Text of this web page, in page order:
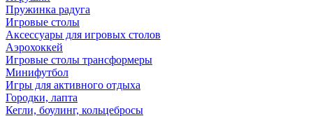
Пружинка радуга
Игровые столы
Аксессуары для игровых столов
Аэрохоккей
Игровые столы трансформеры
Минифутбол
Игры для активного отдыха
Городки, лапта
Кегли, боулинг, кольцебросы